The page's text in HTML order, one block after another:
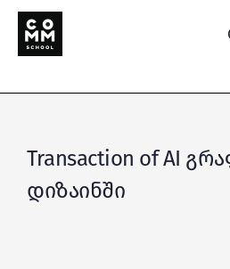
Transaction of AI
დიზაინში